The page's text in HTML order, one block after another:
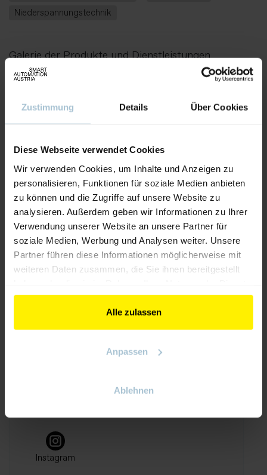
Zustimmung Details Über Cookies
Diese Webseite verwendet Cookies
Wir verwenden Cookies, um Inhalte und Anzeigen zu
personalisieren, Funktionen für soziale Medien anbieten
zu können und die Zugriffe auf unsere Website zu
analysieren. Außerdem geben wir Informationen zu Ihrer
Verwendung unserer Website an unsere Partner für
soziale Medien, Werbung und Analysen weiter. Unsere
Partner führen diese Informationen möglicherweise mit
weiteren Daten zusammen, die Sie ihnen bereitgestellt
gesammelt haben.
Alle zulassen
Anpassen
Ablehnen
Niederspannungstechnik
Galerie der Produkte und Dienstleistungen
All-in-one Module SCS3000 – Leistung und
Logik kombiniert in einem Modul
Instagram